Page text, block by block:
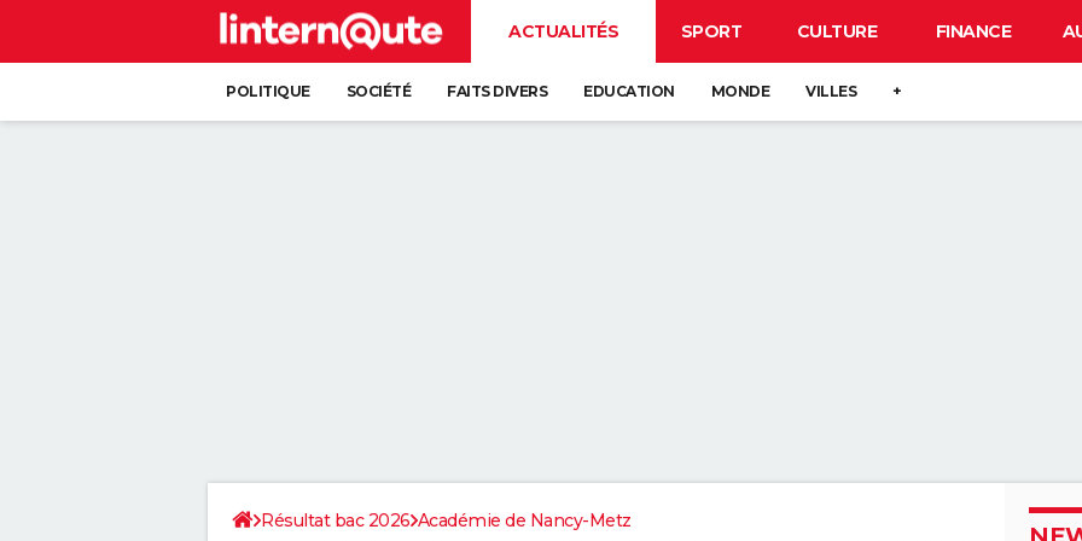
ACTUALITÉS SPORT CULTURE FINANCE
POLITIQUE SOCIÉTÉ FAITS DIVERS EDUCATION MONDE VILLES +
Résultat bac 2026 Académie de Nancy-Metz